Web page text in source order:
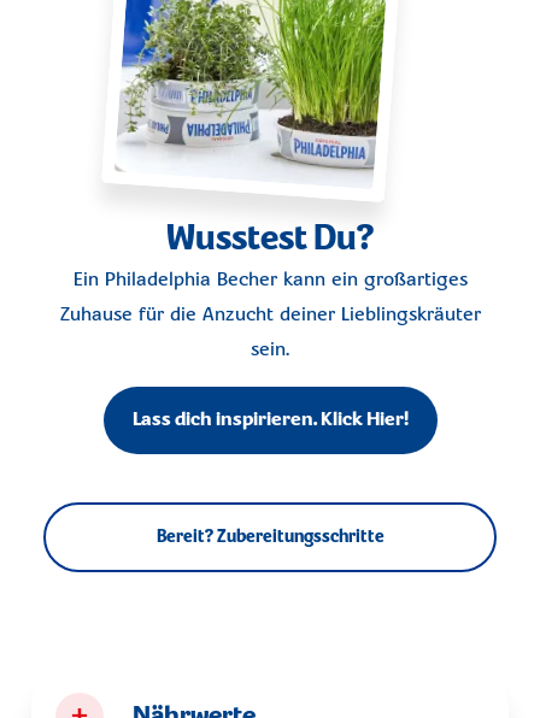
Wusstest Du?
Ein Philadelphia Becher kann ein großartiges
Zuhause für die Anzucht deiner Lieblingskräuter
sein.
Lass dich inspirieren. Klick Hier!
Bereit? Zubereitungsschritte